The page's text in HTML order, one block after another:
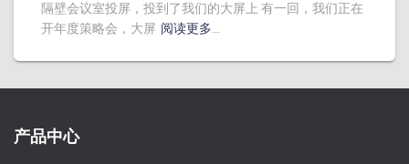
隔壁会议室投屏，投到了我们的大屏上 有一回，我们正在
开年度策略会，大屏 阅读更多…
产品中心